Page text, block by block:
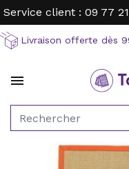
Service client : 09 77
Livraison offerte dès
